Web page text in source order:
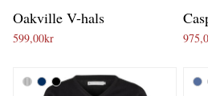
Oakville V-hals
599,00kr